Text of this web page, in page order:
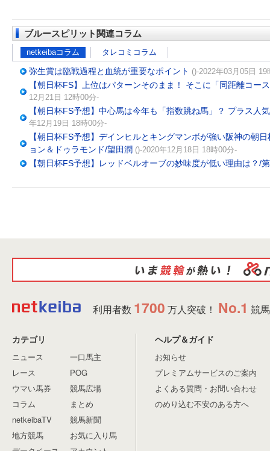
ブルースピリット関連コラム
netkeibaコラム タレコミコラム
弥生賞は臨戦過程と血統が重要なポイント ()-2022年03月05日 19
【朝日杯FS】上位はパターンそのまま！ そこに「同距離コー
12月21日 12時00分-
【朝日杯FS予想】中心馬は今年も「指数跳ね馬」？ プラス人
年12月19日 18時00分-
【朝日杯FS予想】デインヒルとキングマンボが強い阪神の朝
ョン＆ドゥラモンド/望田潤 ()-2020年12月18日 18時00分-
【朝日杯FS予想】レッドベルオーブの妙味度が低い理由は？/
利用者数 1700 万人突破！ No.1 競
カテゴリ
ニュース
レース
ウマい馬券
コラム
netkeibaTV
地方競馬
一口馬主
POG
競馬広場
まとめ
競馬新聞
お気に入り馬
ヘルプ＆ガイド
お知らせ
プレミアムサービスのご案内
よくある質問・お問い合わせ
のめり込む不安のある方へ